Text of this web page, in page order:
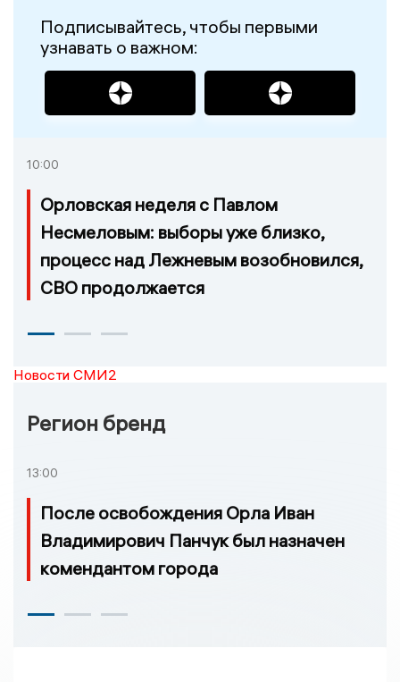
Подписывайтесь, чтобы первыми
узнавать о важном:
10:00
Орловская неделя с Павлом
Несмеловым: выборы уже близко,
процесс над Лежневым возобновился,
СВО продолжается
Новости СМИ2
Регион бренд
13:00
После освобождения Орла Иван
Владимирович Панчук был назначен
комендантом города